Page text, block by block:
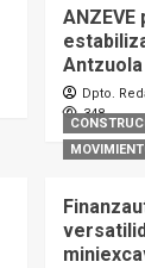
Antzuola
Dpto.
348